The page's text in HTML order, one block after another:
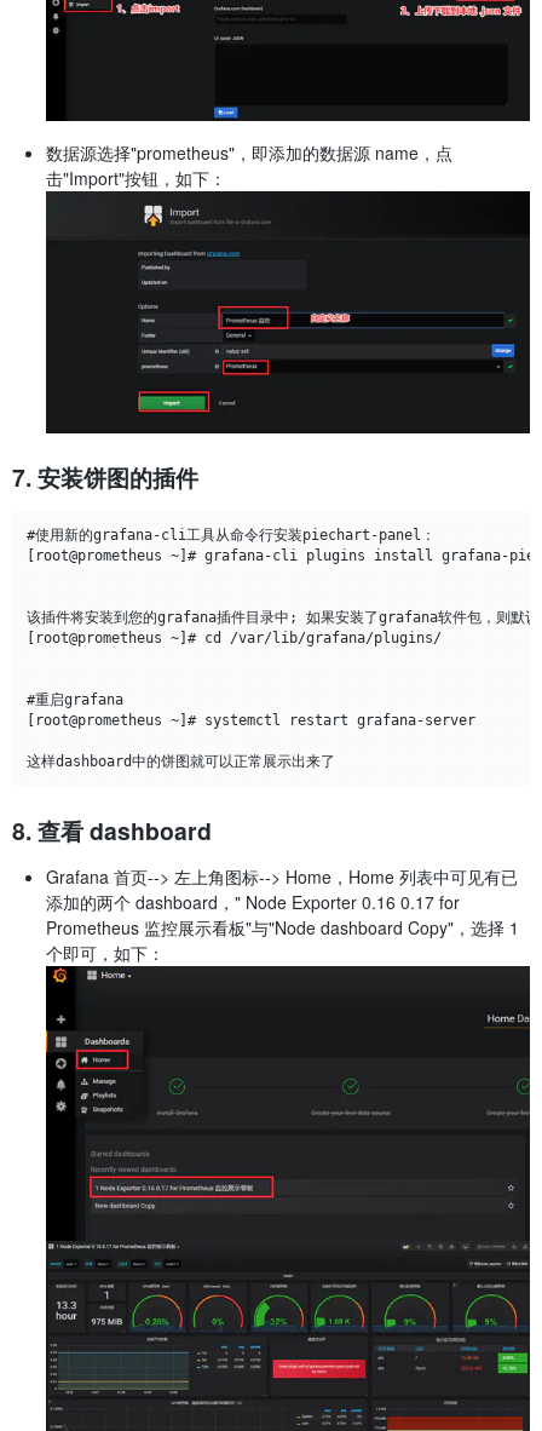
数据源选择"prometheus"，即添加的数据源 name，点
击"Import"按钮，如下：
7. 安装饼图的插件
#使用新的grafana-cli工具从命令行安装piechart-panel：
[root@prometheus ~]# grafana-cli plugins install grafana-
该插件将安装到您的grafana插件目录中; 如果安装了grafana软件包，
[root@prometheus ~]# cd /var/lib/grafana/plugins/
#重启grafana
[root@prometheus ~]# systemctl restart grafana-server
8. 查看 dashboard
Grafana 首页--> 左上角图标--> Home，Home 列表中可见有已
添加的两个 dashboard，" Node Exporter 0.16 0.17 for
Prometheus 监控展示看板"与"Node dashboard Copy"，选择 1
个即可，如下：